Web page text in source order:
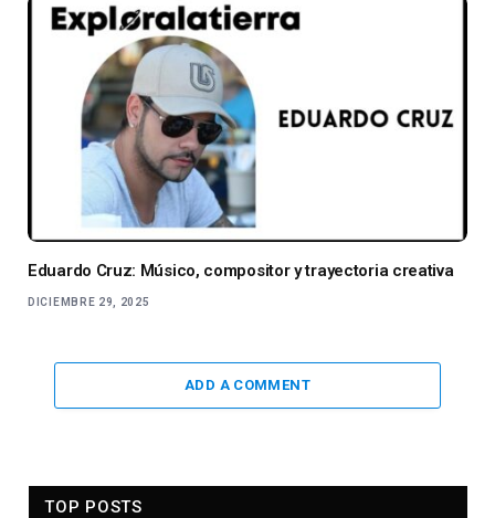
Eduardo Cruz: Músico, compositor y trayectoria creativa
DICIEMBRE 29, 2025
ADD A COMMENT
TOP POSTS